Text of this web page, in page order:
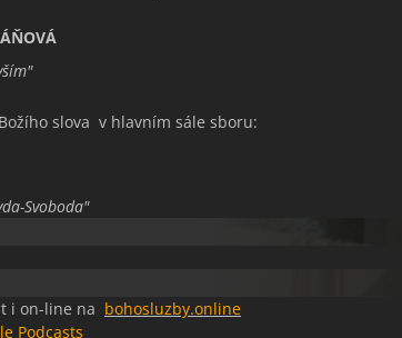
"
slova v hlavním sále sboru:
Svoboda"
i on-line na bohosluzby.online
Podcasts